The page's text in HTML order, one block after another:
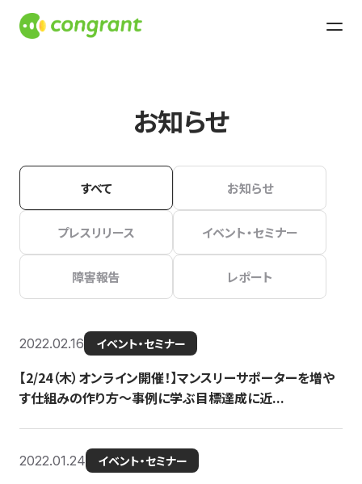
お知らせ
すべて お知らせ
プレスリリース イベント・セミナー
障害報告 レポート
2022.02.16 イベント・セミナー
【2/24（木）オンライン開催！】マンスリーサポーターを増や
す仕組みの作り方〜事例に学ぶ目標達成に近...
2022.01.24 イベント・セミナー